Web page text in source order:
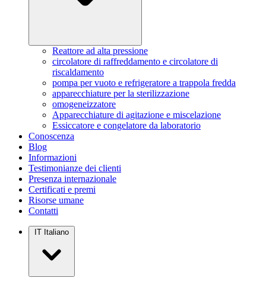
Reattore ad alta pressione
circolatore di raffreddamento e circolatore di
riscaldamento
pompa per vuoto e refrigeratore a trappola fredda
apparecchiature per la sterilizzazione
omogeneizzatore
Apparecchiature di agitazione e miscelazione
Essiccatore e congelatore da laboratorio
Conoscenza
Blog
Informazioni
Testimonianze dei clienti
Presenza internazionale
Certificati e premi
Risorse umane
Contatti
IT Italiano